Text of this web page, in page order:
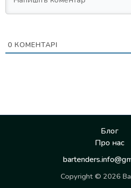
0 КОМЕНТАРІ
Блог
Про нас
Copyright © 2026